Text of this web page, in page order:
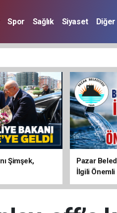
Spor Sağlık Siyaset Diğer
Şimşek,
Pazar
İlgili Önemli